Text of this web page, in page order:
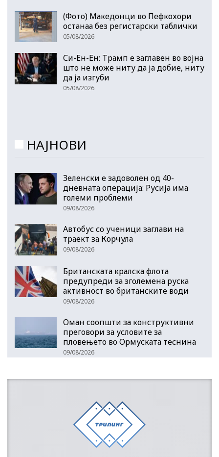
(Фото) Македонци во Пефкохори
останаа без регистарски таблички
05/08/2026
Си-Ен-Ен: Трамп е заглавен во војна
што не може ниту да ја добие, ниту
да ја изгуби
05/08/2026
НАЈНОВИ
Зеленски е задоволен од 40-
дневната операција: Русија има
големи проблеми
09/08/2026
Автобус со ученици заглави на
траект за Корчула
09/08/2026
Британската кралска флота
предупреди за зголемена руска
активност во британските води
09/08/2026
Оман соопшти за конструктивни
преговори за условите за
пловењето во Ормуската теснина
09/08/2026